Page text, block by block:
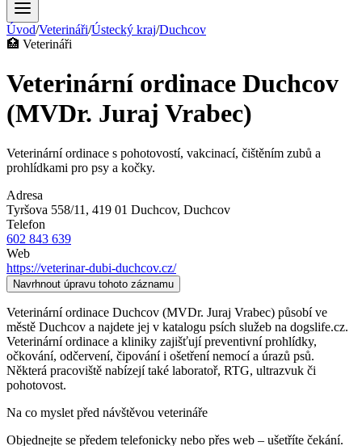
Úvod/Veterináři/Ústecký kraj/Duchcov
🏥 Veterináři
Veterinární ordinace Duchcov
(MVDr. Juraj Vrabec)
Veterinární ordinace s pohotovostí, vakcinací, čištěním zubů a
prohlídkami pro psy a kočky.
Adresa
Tyršova 558/11, 419 01 Duchcov, Duchcov
Telefon
602 843 639
Web
https://veterinar-dubi-duchcov.cz/
Navrhnout úpravu tohoto záznamu
Veterinární ordinace Duchcov (MVDr. Juraj Vrabec) působí ve
městě Duchcov a najdete jej v katalogu psích služeb na dogslife.cz.
Veterinární ordinace a kliniky zajišťují preventivní prohlídky,
očkování, odčervení, čipování i ošetření nemocí a úrazů psů.
Některá pracoviště nabízejí také laboratoř, RTG, ultrazvuk či
pohotovost.
Na co myslet před návštěvou veterináře
Objednejte se předem telefonicky nebo přes web – ušetříte čekání.